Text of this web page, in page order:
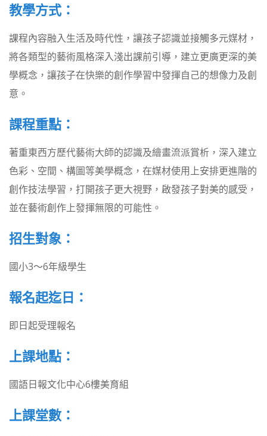
教學方式：
課程內容融入生活及時代性，讓孩子認識並接觸多元媒材，
將各類型的藝術風格深入淺出課前引導，建立更廣更深的美
學概念，讓孩子在快樂的創作學習中發揮自己的想像力及創
意。
課程重點：
著重東西方歷代藝術大師的認識及繪畫流派賞析，深入建立
色彩、空間、構圖等美學概念，在媒材使用上安排更進階的
創作技法學習，打開孩子更大視野，啟發孩子對美的感受，
並在藝術創作上發揮無限的可能性。
招生對象：
國小3～6年級學生
報名起迄日：
即日起受理報名
上課地點：
國語日報文化中心6樓美育組
上課堂數：